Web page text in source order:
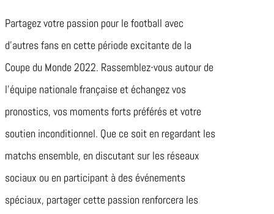
Partagez votre passion pour le football avec
d’autres fans en cette période excitante de la
Coupe du Monde 2022. Rassemblez-vous autour de
l’équipe nationale française et échangez vos
pronostics, vos moments forts préférés et votre
soutien inconditionnel. Que ce soit en regardant les
matchs ensemble, en discutant sur les réseaux
sociaux ou en participant à des événements
spéciaux, partager cette passion renforcera les